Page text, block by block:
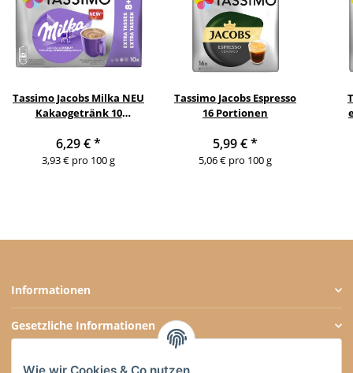
Tassimo Jacobs Milka NEU
Kakaogetränk 10
6,29 €*
3,93 € pro 100 g
Tassimo Jacobs Espresso
16 Portionen
5,99 €*
5,06 € pro 100 g
Informationen
Gesetzliche Informationen
Wie wir Cookies & Co nutzen